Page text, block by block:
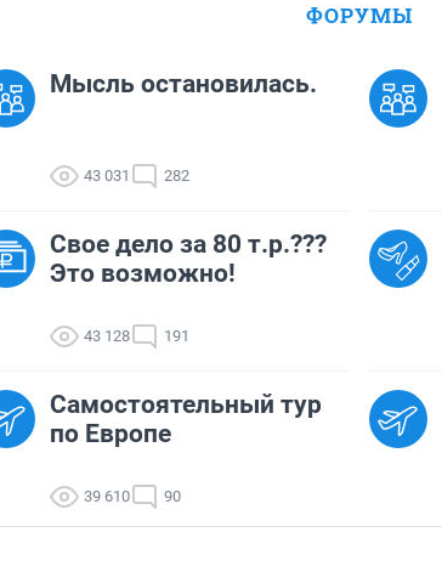
ФОРУМЫ
Мысль остановилась.
43 031 282
Свое дело за 80 т.р.???
Это возможно!
43 128 191
Самостоятельный тур
по Европе
39 610 90